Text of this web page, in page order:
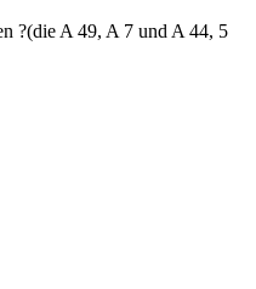
?(die A 49, A 7 und A 44, 5